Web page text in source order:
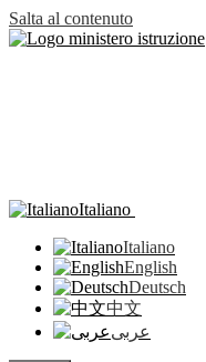
Salta al contenuto
Italiano
Italiano
English
Deutsch
中文
عربى